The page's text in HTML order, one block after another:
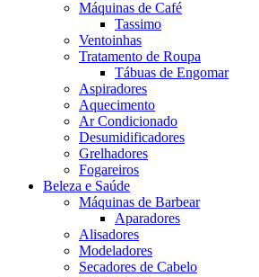
Máquinas de Café
Tassimo
Ventoinhas
Tratamento de Roupa
Tábuas de Engomar
Aspiradores
Aquecimento
Ar Condicionado
Desumidificadores
Grelhadores
Fogareiros
Beleza e Saúde
Máquinas de Barbear
Aparadores
Alisadores
Modeladores
Secadores de Cabelo